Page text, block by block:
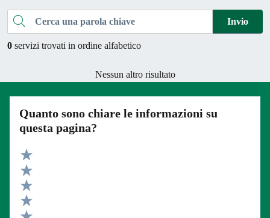
Cerca una parola chiave Invio
0 servizi trovati in ordine alfabetico
Nessun altro risultato
Quanto sono chiare le informazioni su
questa pagina?
Valuta 5 stelle su 5
Valuta 4 stelle su 5
Valuta 3 stelle su 5
Valuta 2 stelle su 5